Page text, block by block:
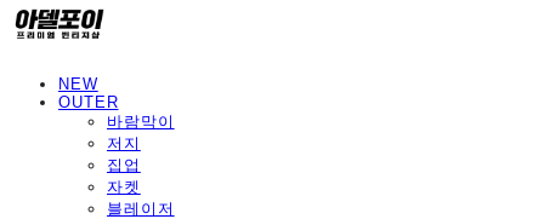
NEW
OUTER
바람막이
저지
집업
자켓
블레이저